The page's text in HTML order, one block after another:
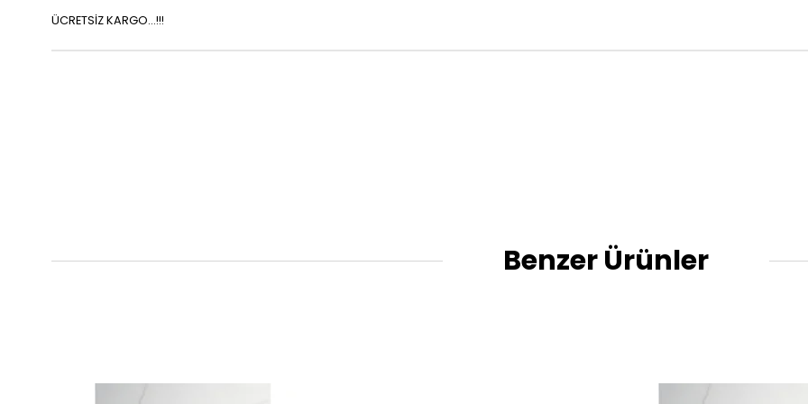
ÜCRETSİZ KARGO...!!!
Benzer Ürünler